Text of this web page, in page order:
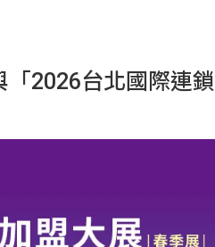
2026台北國際連鎖